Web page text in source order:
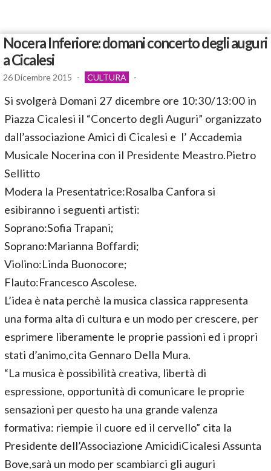
Nocera Inferiore: domani concerto degli auguri
a Cicalesi
26 Dicembre 2015 - CULTURA -
Si svolgerà Domani 27 dicembre ore 10:30/13:00 in
Piazza Cicalesi il “Concerto degli Auguri” organizzato
dall’associazione Amici di Cicalesi e l’ Accademia
Musicale Nocerina con il Presidente Meastro.Pietro
Sellitto
Modera la Presentatrice:Rosalba Canfora si
esibiranno i seguenti artisti:
Soprano:Sofia Trapani;
Soprano:Marianna Boffardi;
Violino:Linda Buonocore;
Flauto:Francesco Ascolese.
L’idea è nata perchè la musica classica rappresenta
una forma alta di cultura e un modo per crescere, per
esprimere liberamente le proprie passioni ed i propri
stati d’animo,cita Gennaro Della Mura.
“La musica è possibilità creativa, libertà di
espressione, opportunità di comunicare le proprie
sensazioni per questo ha una grande valenza
formativa: riempie il cuore ed il cervello” cita la
Presidente dell’Associazione AmicidiCicalesi Assunta
Bove,sarà un modo per scambiarci gli auguri